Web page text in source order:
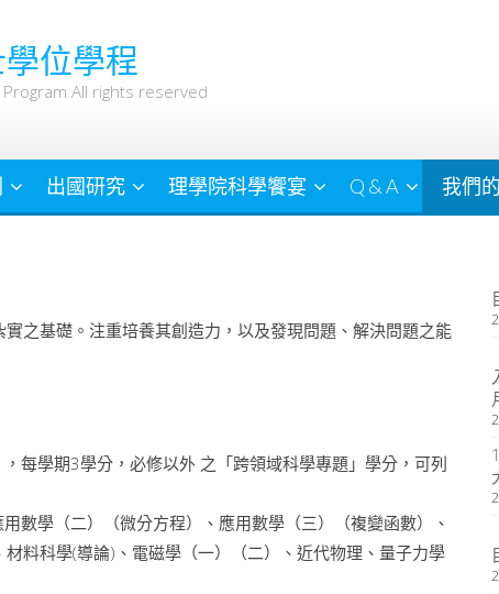
位學程
All rights reserved
出國研究 理學院科學饗宴 Q & A 我們
之基礎。注重培養其創造力，以及發現問題、解決問題之能
每學期3學分，必修以外 之「跨領域科學專題」學分，可列
數學（二）（微分方程）、應用數學（三）（複變函數）、
料科學(導論)、電磁學（一）（二）、近代物理、量子力學